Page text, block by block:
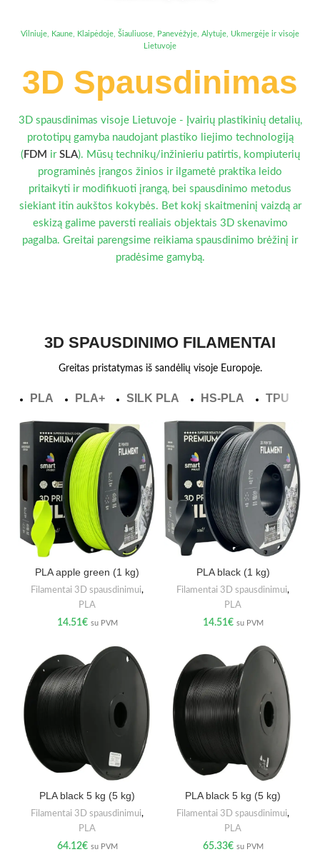
Vilniuje, Kaune, Klaipėdoje, Šiauliuose, Panevėžyje, Alytuje, Ukmergėje ir visoje
Lietuvoje
3D Spausdinimas
3D spausdinimas visoje Lietuvoje - Įvairių plastikinių detalių,
prototipų gamyba naudojant plastiko liejimo technologiją
(FDM ir SLA). Mūsų technikų/inžinieriu patirtis, kompiuterių
programinės įrangos žinios ir ilgametė praktika leido
pritaikyti ir modifikuoti įrangą, bei spausdinimo metodus
siekiant itin aukštos kokybės. Bet kokį skaitmeninį vaizdą ar
eskizą galime paversti realiais objektais 3D skenavimo
pagalba. Greitai parengsime reikiama spausdinimo brėžinį ir
pradėsime gamybą.
3D SPAUSDINIMO FILAMENTAI
Greitas pristatymas iš sandėlių visoje Europoje.
PLA PLA+ SILK PLA HS-PLA TPU
PLA apple green (1 kg)
Filamentai 3D spausdinimui,
PLA
14.51€ su PVM
PLA black (1 kg)
Filamentai 3D spausdinimui,
PLA
14.51€ su PVM
PLA black 5 kg (5 kg)
Filamentai 3D spausdinimui,
PLA
64.12€ su PVM
PLA black 5 kg (5 kg)
Filamentai 3D spausdinimui,
PLA
65.33€ su PVM